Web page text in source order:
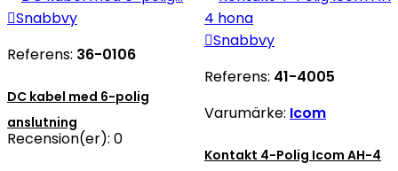
Snabbvy
Referens: 36-0106
DC kabel med 6-polig
anslutning
Recension(er): 0
Snabbvy
Referens: 41-4005
Varumärke: Icom
Kontakt 4-Polig Icom AH-4